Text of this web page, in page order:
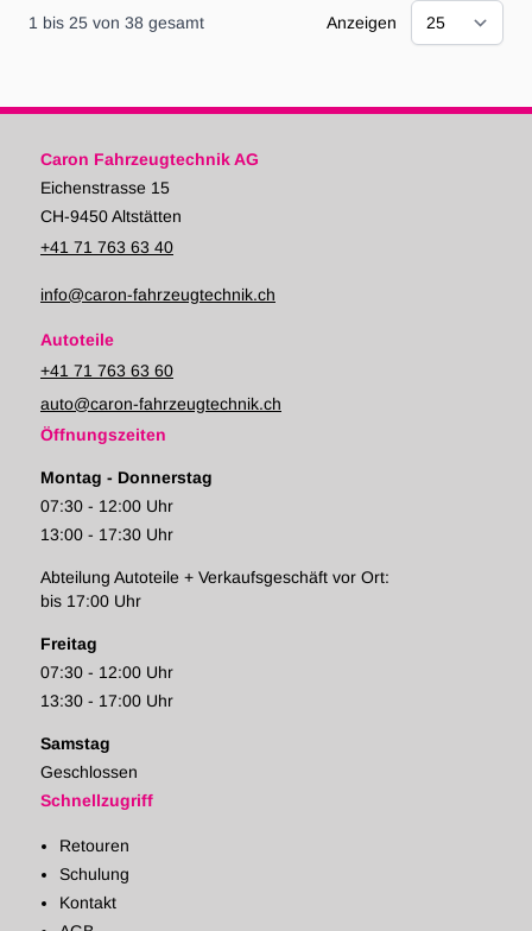
1 bis 25 von 38 gesamt Anzeigen
Caron Fahrzeugtechnik AG
Eichenstrasse 15
CH-9450 Altstätten
+41 71 763 63 40
info@caron-fahrzeugtechnik.ch
Autoteile
+41 71 763 63 60
auto@caron-fahrzeugtechnik.ch
Öffnungszeiten
Montag - Donnerstag
07:30 - 12:00 Uhr
13:00 - 17:30 Uhr
Abteilung Autoteile + Verkaufsgeschäft vor Ort:
bis 17:00 Uhr
Freitag
07:30 - 12:00 Uhr
13:30 - 17:00 Uhr
Samstag
Geschlossen
Schnellzugriff
Retouren
Schulung
Kontakt